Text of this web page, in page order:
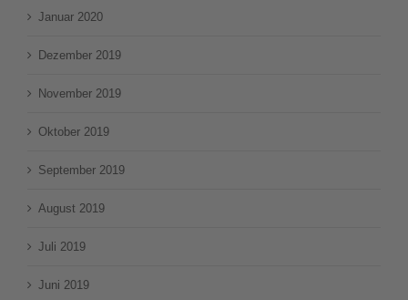
Januar 2020
Dezember 2019
November 2019
Oktober 2019
September 2019
August 2019
Juli 2019
Juni 2019